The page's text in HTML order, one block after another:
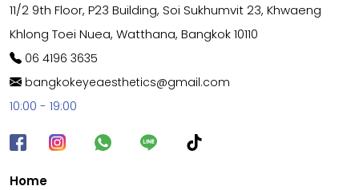
11/2 9th Floor, P23 Building, Soi Sukhumvit 23, Khwaeng
Khlong Toei Nuea, Watthana, Bangkok 10110
06 4196 3635
bangkokeyeaesthetics@gmail.com
10:00 - 19:00
Home